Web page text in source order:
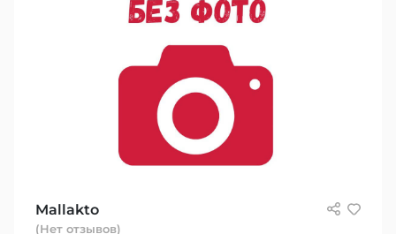
Mallakto
(Нет отзывов)